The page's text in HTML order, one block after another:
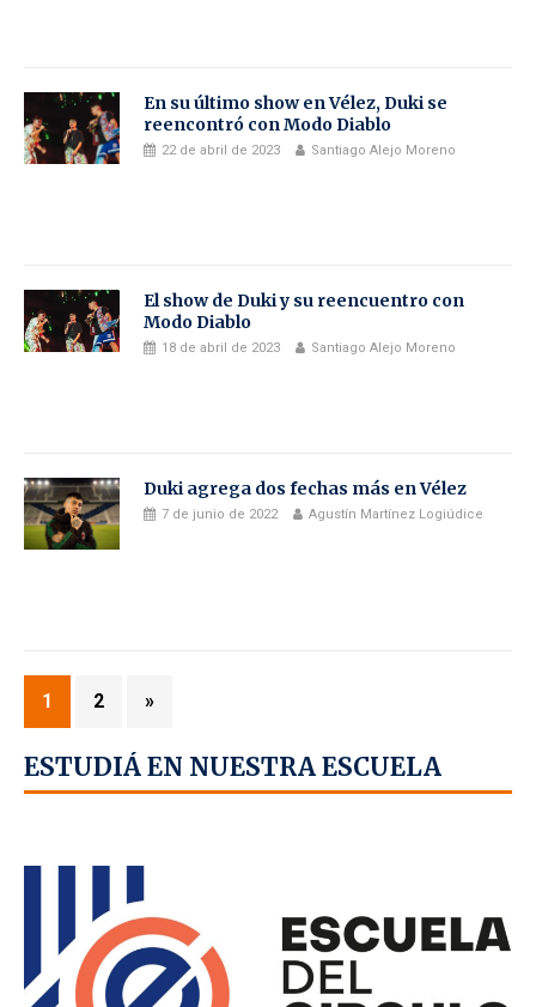
En su último show en Vélez, Duki se
reencontró con Modo Diablo
22 de abril de 2023 Santiago Alejo Moreno
El show de Duki y su reencuentro con
Modo Diablo
18 de abril de 2023 Santiago Alejo Moreno
Duki agrega dos fechas más en Vélez
7 de junio de 2022 Agustín Martínez Logiúdice
1 2 »
ESTUDIÁ EN NUESTRA ESCUELA